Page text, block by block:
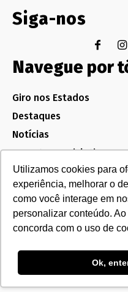
Utilizamos cookies para
experiência, melhorar o
como você interage em
personalizar conteúdo.
concorda com o uso de
Ok,
Siga-nos
Navegue por
Giro nos Estados
Destaques
Notícias
Assuntos Legislativos
Política Sindical e
Destaques do Legislativo
Notícias do Congresso
MG